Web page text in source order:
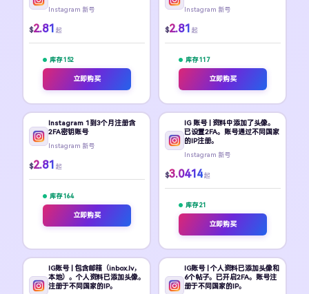
Instagram 新号
$2.81 起
库存 152
立即购买
Instagram 新号
$2.81 起
库存 117
立即购买
Instagram 1到3个月注册含
2FA密钥账号
Instagram 新号
$2.81 起
库存 164
立即购买
IG 账号 | 资料中添加了头像。
已设置2FA。账号通过不同国家
的IP注册。
Instagram 新号
$3.0414 起
库存 21
立即购买
IG账号 | 包含邮箱（inbox.lv，
本地）。个人资料已添加头像。
注册于不同国家的IP。
IG账号 | 个人资料已添加头像和
6个帖子。已开启2FA。账号注
册于不同国家的IP。